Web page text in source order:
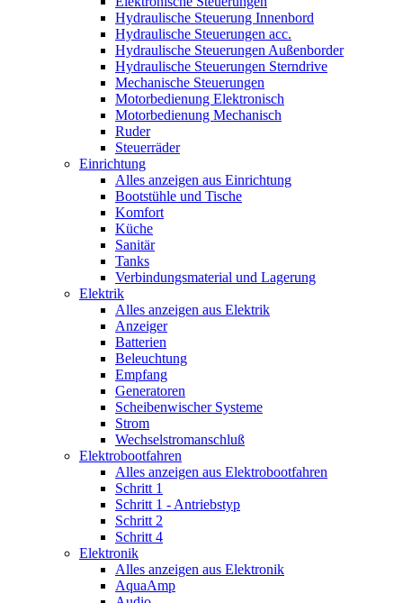
Hydraulische Steuerung Innenbord
Hydraulische Steuerungen acc.
Hydraulische Steuerungen Außenborder
Hydraulische Steuerungen Sterndrive
Mechanische Steuerungen
Motorbedienung Elektronisch
Motorbedienung Mechanisch
Ruder
Steuerräder
Einrichtung
Alles anzeigen aus Einrichtung
Bootstühle und Tische
Komfort
Küche
Sanitär
Tanks
Verbindungsmaterial und Lagerung
Elektrik
Alles anzeigen aus Elektrik
Anzeiger
Batterien
Beleuchtung
Empfang
Generatoren
Scheibenwischer Systeme
Strom
Wechselstromanschluß
Elektrobootfahren
Alles anzeigen aus Elektrobootfahren
Schritt 1
Schritt 1 - Antriebstyp
Schritt 2
Schritt 4
Elektronik
Alles anzeigen aus Elektronik
AquaAmp